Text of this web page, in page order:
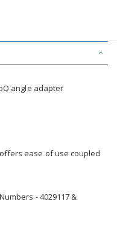
angle adapter
ease of use coupled
- 4029117 &